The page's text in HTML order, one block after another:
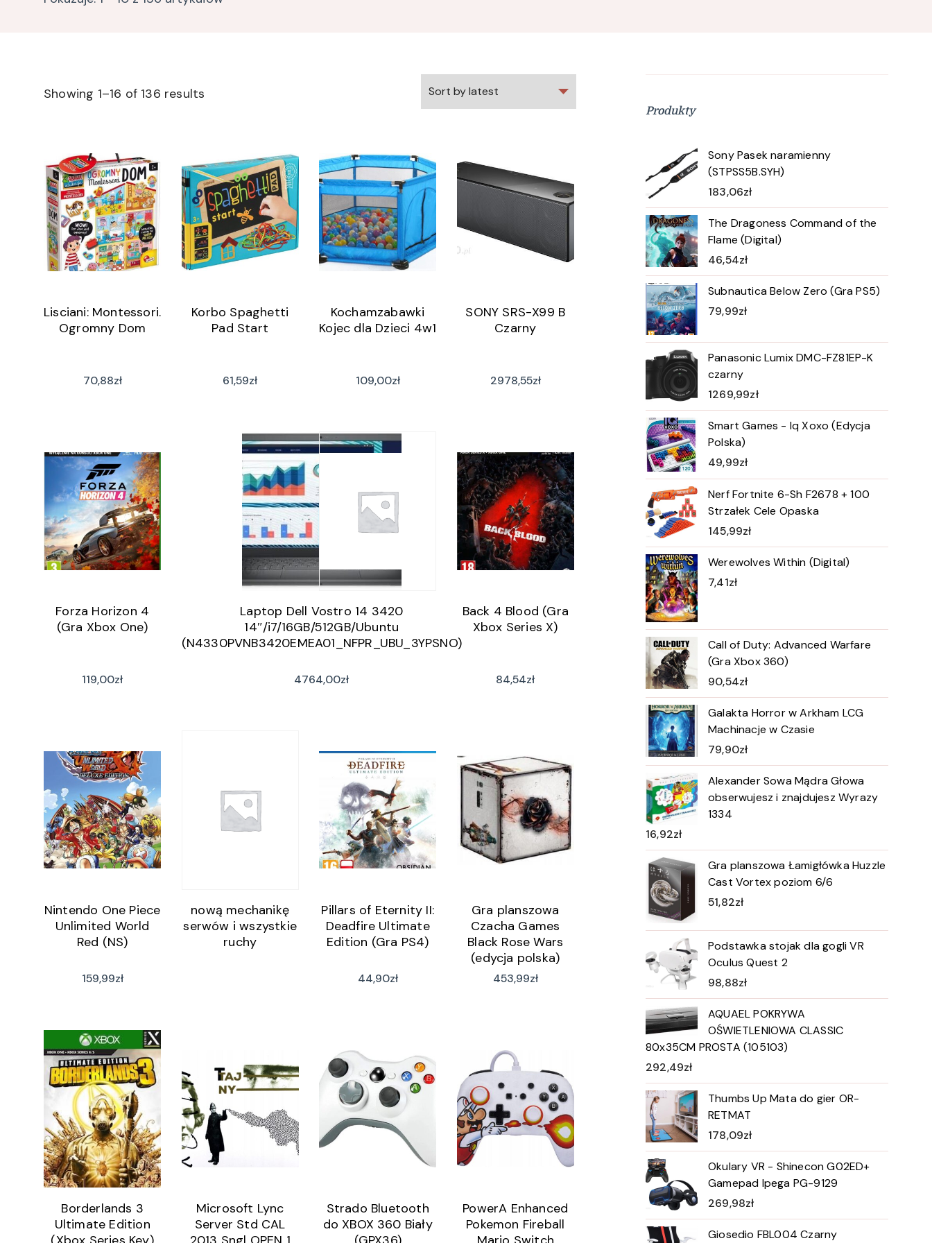
Showing 1–16 of 136 results
Lisciani: Montessori.
Ogromny Dom
70,88zł
Korbo Spaghetti
Pad Start
61,59zł
Kochamzabawki
Kojec dla Dzieci 4w1
109,00zł
SONY SRS-X99 B
Czarny
2978,55zł
Forza Horizon 4
(Gra Xbox One)
119,00zł
Laptop Dell Vostro 14 3420
14″/i7/16GB/512GB/Ubuntu
(N4330PVNB3420EMEA01_NFPR_UBU_3YPSNO)
4764,00zł
Back 4 Blood (Gra
Xbox Series X)
84,54zł
Nintendo One Piece
Unlimited World
Red (NS)
159,99zł
nową mechanikę
serwów i wszystkie
ruchy
Pillars of Eternity II:
Deadfire Ultimate
Edition (Gra PS4)
44,90zł
Gra planszowa
Czacha Games
Black Rose Wars
(edycja polska)
453,99zł
Borderlands 3
Ultimate Edition
Microsoft Lync
Server Std CAL
Strado Bluetooth
do XBOX 360 Biały
PowerA Enhanced
Pokemon Fireball
Produkty
Sony Pasek naramienny
(STPSS5B.SYH)
183,06zł
The Dragoness Command of the
Flame (Digital)
46,54zł
Subnautica Below Zero (Gra PS5)
79,99zł
Panasonic Lumix DMC-FZ81EP-K
czarny
1269,99zł
Smart Games - Iq Xoxo (Edycja
Polska)
49,99zł
Nerf Fortnite 6-Sh F2678 + 100
Strzałek Cele Opaska
145,99zł
Werewolves Within (Digital)
7,41zł
Call of Duty: Advanced Warfare
(Gra Xbox 360)
90,54zł
Galakta Horror w Arkham LCG
Machinacje w Czasie
79,90zł
Alexander Sowa Mądra Głowa
obserwujesz i znajdujesz Wyrazy
1334
16,92zł
Gra planszowa Łamigłówka Huzzle
Cast Vortex poziom 6/6
51,82zł
Podstawka stojak dla gogli VR
Oculus Quest 2
98,88zł
AQUAEL POKRYWA
OŚWIETLENIOWA CLASSIC
80x35CM PROSTA (105103)
292,49zł
Thumbs Up Mata do gier OR-
RETMAT
178,09zł
Okulary VR - Shinecon G02ED+
Gamepad Ipega PG-9129
269,98zł
Giosedio FBL004 Czarny